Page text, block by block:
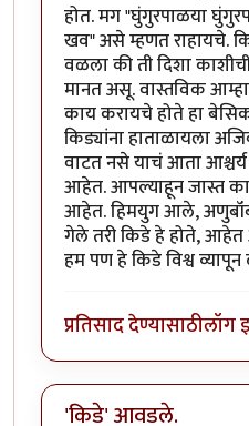
होत. मग "घुंगुरपाळया
खव" असे म्हणत राहायचे.
वळला की ती दिशा
मानत असू. वास्तविक
काय करायचे होते हा
किड्यांना हाताळायला
वाटत नसे याचं आता
आहेत. आपल्याहून जास्त
आहेत. हिमयुग आले,
गेले तरी किडे हे होते,
हम पण हे किडे विश्व
प्रतिसाद देण्यासाठीलॉग
'किडे' आवडले.